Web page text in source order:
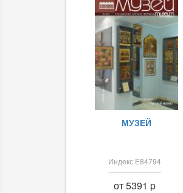
МУЗЕЙ
Индекс Е84794
от 5391 p